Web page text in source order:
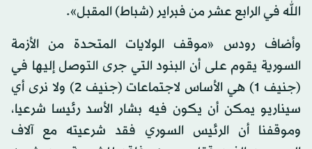
الله في الرابع عشر من فبراير (شباط) المقبل».
وأضاف رودس «موقف الولايات المتحدة من الأزمة
السورية يقوم على أن البنود التي جرى التوصل إليها في
(جنيف 1) هي الأساس لاجتماعات (جنيف 2) ولا نرى أي
سيناريو يمكن أن يكون فيه بشار الأسد رئيسا شرعيا،
وموقفنا أن الرئيس السوري فقد شرعيته مع آلاف